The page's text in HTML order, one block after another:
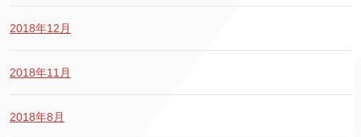
2018年12月
2018年11月
2018年8月